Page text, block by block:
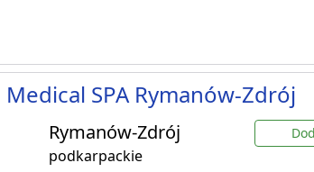
SPA Rymanów-Zdrój
Rymanów-Zdrój
podkarpackie